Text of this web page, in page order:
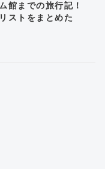
館までの旅行記！
ストをまとめた